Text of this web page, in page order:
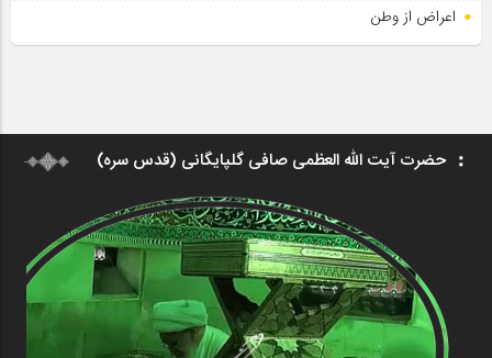
اعراض از وطن
حضرت آیت الله العظمی صافی گلپایگانی (قدس سره)